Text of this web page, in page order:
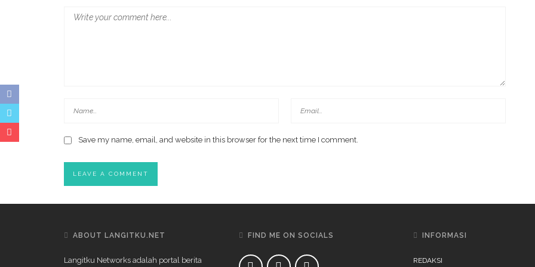
Save my name, email, and website in this browser for the next time I comment.
ABOUT LANGITKU.NET
Langitku Networks adalah portal berita
FIND ME ON SOCIALS INFORMASI
REDAKSI